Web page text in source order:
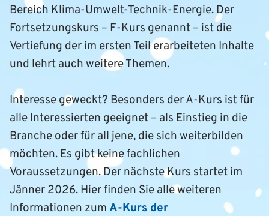
Bereich Klima-Umwelt-Technik-Energie. Der
Fortsetzungskurs – F-Kurs genannt – ist die
Vertiefung der im ersten Teil erarbeiteten Inhalte
und lehrt auch weitere Themen.
Interesse geweckt? Besonders der A-Kurs ist für
alle Interessierten geeignet – als Einstieg in die
Branche oder für all jene, die sich weiterbilden
möchten. Es gibt keine fachlichen
Voraussetzungen. Der nächste Kurs startet im
Jänner 2026. Hier finden Sie alle weiteren
Informationen zum A-Kurs der